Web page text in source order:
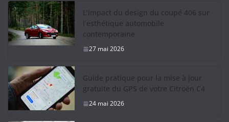
L’impact du design du coupé 406 sur
l’esthétique automobile
contemporaine
27 mai 2026
Guide pratique pour la mise à jour
gratuite du GPS de votre Citroën C4
24 mai 2026